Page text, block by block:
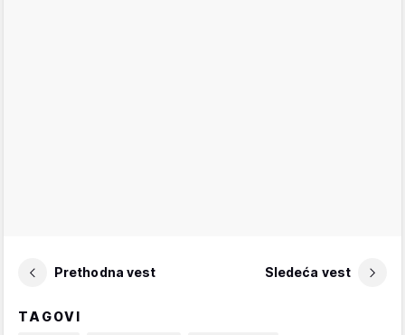
Prethodna vest Sledeća vest
TAGOVI